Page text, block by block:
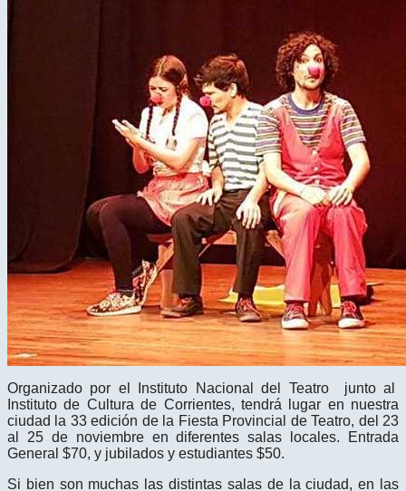
Organizado por el Instituto Nacional del Teatro junto al
Instituto de Cultura de Corrientes, tendrá lugar en nuestra
ciudad la 33 edición de la Fiesta Provincial de Teatro, del 23
al 25 de noviembre en diferentes salas locales. Entrada
General $70, y jubilados y estudiantes $50.
Si bien son muchas las distintas salas de la ciudad, en las